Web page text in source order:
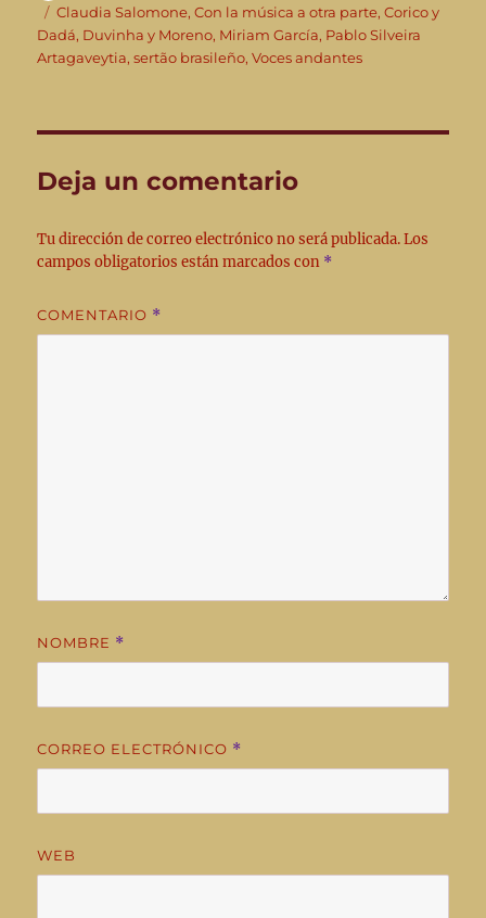
el
Etiquetas
Claudia Salomone,Con la música a otra parte,Corico y
Dadá, Duvinha y Moreno, Miriam García, Pablo Silveira
Artagaveytia,sertão brasileño,Voces andantes
Deja un comentario
Tu dirección de correo electrónico no será publicada. Los
campos obligatorios están marcados con *
COMENTARIO *
NOMBRE *
CORREO ELECTRÓNICO *
WEB